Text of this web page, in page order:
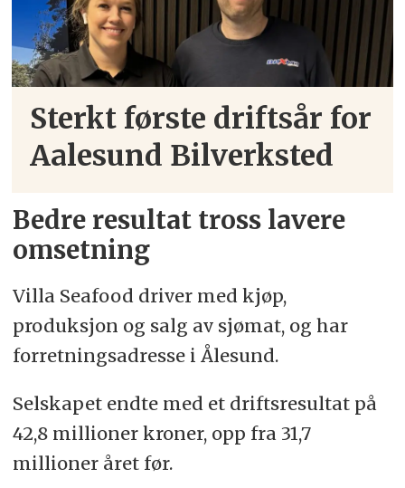
Sterkt første driftsår for
Aalesund Bilverksted
Bedre resultat tross lavere
omsetning
Villa Seafood driver med kjøp,
produksjon og salg av sjømat, og har
forretningsadresse i Ålesund.
Selskapet endte med et driftsresultat på
42,8 millioner kroner, opp fra 31,7
millioner året før.